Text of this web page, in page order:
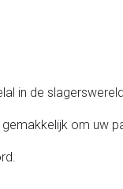
in de
om uw